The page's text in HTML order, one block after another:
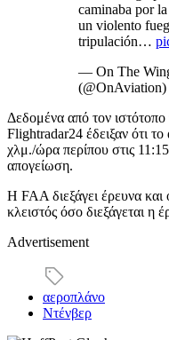
caminaba por
un violento
tripulación…
— On The
(@OnAviation)
Δεδομένα από τον
Flightradar24 έδειξαν ότι
χλμ./ώρα περίπου στις
απογείωση.
Η FAA διεξάγει έρευνα
κλειστός όσο διεξάγεται η
Advertisement
αεροπλάνο
Ντένβερ